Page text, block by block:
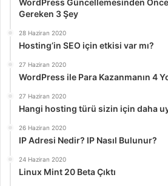
7/24 stabil şekilde çalışmak için
Bu yüzden web hosting hizmetinde
gerçek sunucu donanımlarıyla
önemlidir. Aksi takdirde uzun
düşebilir, zaman zaman kesintiler
SSD performansı hakkında siz ne
de NVMe teknolojisi geleceğin
veriyor mu? Yorumlarınızı bizimle
WordPress Güncellemesinden
Gereken 3 Şey
28 Haziran 2020
Hosting’in SEO için etkisi var mı?
27 Haziran 2020
WordPress ile Para Kazanmanın 4
27 Haziran 2020
Hangi hosting türü sizin için daha
26 Haziran 2020
IP Adresi Nedir? IP Nasıl Bulunur?
24 Haziran 2020
Linux Mint 20 Beta Çıktı